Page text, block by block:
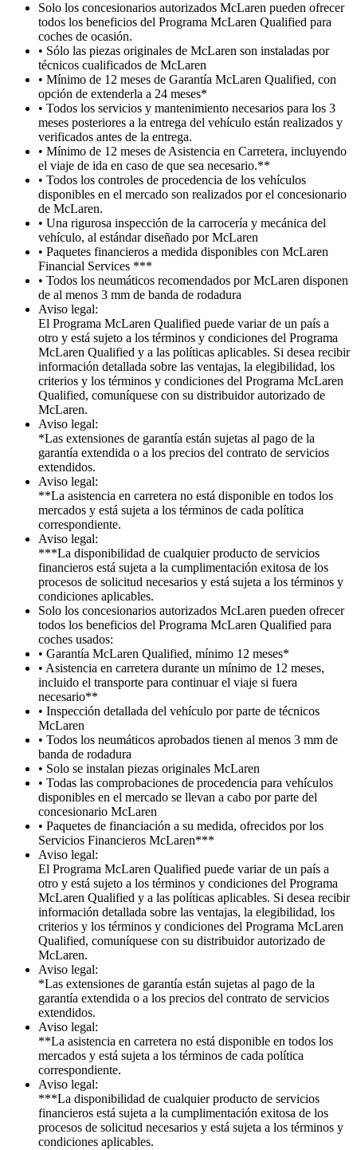
Solo los concesionarios autorizados McLaren pueden ofrecer
todos los beneficios del Programa McLaren Qualified para
coches de ocasión.
• Sólo las piezas originales de McLaren son instaladas por
técnicos cualificados de McLaren
• Mínimo de 12 meses de Garantía McLaren Qualified, con
opción de extenderla a 24 meses*
• Todos los servicios y mantenimiento necesarios para los 3
meses posteriores a la entrega del vehículo están realizados y
verificados antes de la entrega.
• Mínimo de 12 meses de Asistencia en Carretera, incluyendo
el viaje de ida en caso de que sea necesario.**
• Todos los controles de procedencia de los vehículos
disponibles en el mercado son realizados por el concesionario
de McLaren.
• Una rigurosa inspección de la carrocería y mecánica del
vehículo, al estándar diseñado por McLaren
• Paquetes financieros a medida disponibles con McLaren
Financial Services ***
• Todos los neumáticos recomendados por McLaren disponen
de al menos 3 mm de banda de rodadura
Aviso legal:
El Programa McLaren Qualified puede variar de un país a
otro y está sujeto a los términos y condiciones del Programa
McLaren Qualified y a las políticas aplicables. Si desea recibir
información detallada sobre las ventajas, la elegibilidad, los
criterios y los términos y condiciones del Programa McLaren
Qualified, comuníquese con su distribuidor autorizado de
McLaren.
Aviso legal:
*Las extensiones de garantía están sujetas al pago de la
garantía extendida o a los precios del contrato de servicios
extendidos.
Aviso legal:
**La asistencia en carretera no está disponible en todos los
mercados y está sujeta a los términos de cada política
correspondiente.
Aviso legal:
***La disponibilidad de cualquier producto de servicios
financieros está sujeta a la cumplimentación exitosa de los
procesos de solicitud necesarios y está sujeta a los términos y
condiciones aplicables.
Solo los concesionarios autorizados McLaren pueden ofrecer
todos los beneficios del Programa McLaren Qualified para
coches usados:
• Garantía McLaren Qualified, mínimo 12 meses*
• Asistencia en carretera durante un mínimo de 12 meses,
incluido el transporte para continuar el viaje si fuera
necesario**
• Inspección detallada del vehículo por parte de técnicos
McLaren
• Todos los neumáticos aprobados tienen al menos 3 mm de
banda de rodadura
• Solo se instalan piezas originales McLaren
• Todas las comprobaciones de procedencia para vehículos
disponibles en el mercado se llevan a cabo por parte del
concesionario McLaren
• Paquetes de financiación a su medida, ofrecidos por los
Servicios Financieros McLaren***
Aviso legal:
El Programa McLaren Qualified puede variar de un país a
otro y está sujeto a los términos y condiciones del Programa
McLaren Qualified y a las políticas aplicables. Si desea recibir
información detallada sobre las ventajas, la elegibilidad, los
criterios y los términos y condiciones del Programa McLaren
Qualified, comuníquese con su distribuidor autorizado de
McLaren.
Aviso legal:
*Las extensiones de garantía están sujetas al pago de la
garantía extendida o a los precios del contrato de servicios
extendidos.
Aviso legal:
**La asistencia en carretera no está disponible en todos los
mercados y está sujeta a los términos de cada política
correspondiente.
Aviso legal:
***La disponibilidad de cualquier producto de servicios
financieros está sujeta a la cumplimentación exitosa de los
procesos de solicitud necesarios y está sujeta a los términos y
condiciones aplicables.